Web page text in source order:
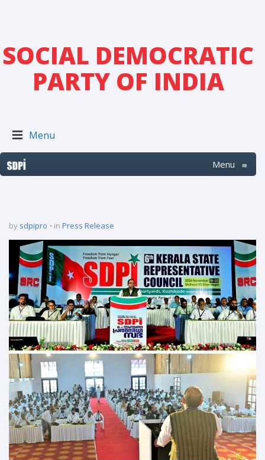
SOCIAL DEMOCRATIC
PARTY OF INDIA
Menu
Menu ≡
by sdpipro in Press Release